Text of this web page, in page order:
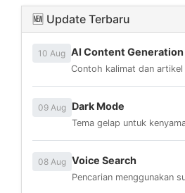
🆕 Update Terbaru
10 Aug AI Content Generation
Contoh kalimat dan
09 Aug Dark Mode
Tema gelap untuk
08 Aug Voice Search
Pencarian menggunakan